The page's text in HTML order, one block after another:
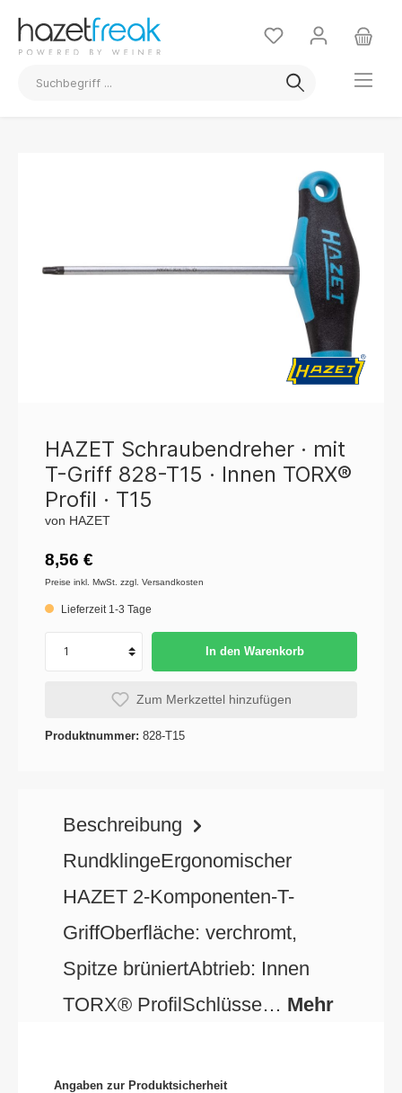
HAZET Schraubendreher · mit
T-Griff 828-T15 · Innen TORX®
Profil · T15
von HAZET
8,56 €
Preise inkl. MwSt. zzgl. Versandkosten
Lieferzeit 1-3 Tage
In den Warenkorb
Zum Merkzettel hinzufügen
Produktnummer: 828-T15
Beschreibung
RundklingeErgonomischer
HAZET 2-Komponenten-T-
GriffOberfläche: verchromt,
Spitze brüniertAbtrieb: Innen
TORX® ProfilSchlüsse… Mehr
Angaben zur Produktsicherheit